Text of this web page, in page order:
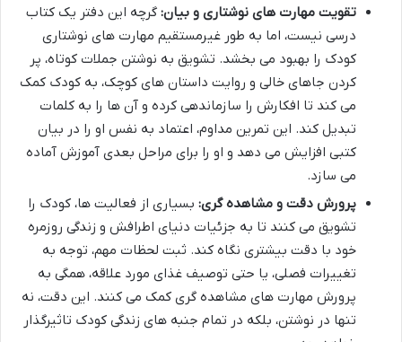
تقویت مهارت های نوشتاری و بیان: گرچه این دفتر یک کتاب
درسی نیست، اما به طور غیرمستقیم مهارت های نوشتاری
کودک را بهبود می بخشد. تشویق به نوشتن جملات کوتاه، پر
کردن جاهای خالی و روایت داستان های کوچک، به کودک کمک
می کند تا افکارش را سازماندهی کرده و آن ها را به کلمات
تبدیل کند. این تمرین مداوم، اعتماد به نفس او را در بیان
کتبی افزایش می دهد و او را برای مراحل بعدی آموزش آماده
می سازد.
پرورش دقت و مشاهده گری: بسیاری از فعالیت ها، کودک را
تشویق می کنند تا به جزئیات دنیای اطرافش و زندگی روزمره
خود با دقت بیشتری نگاه کند. ثبت لحظات مهم، توجه به
تغییرات فصلی، یا حتی توصیف غذای مورد علاقه، همگی به
پرورش مهارت های مشاهده گری کمک می کنند. این دقت، نه
تنها در نوشتن، بلکه در تمام جنبه های زندگی کودک تاثیرگذار